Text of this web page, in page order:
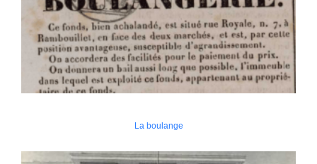
La boulange